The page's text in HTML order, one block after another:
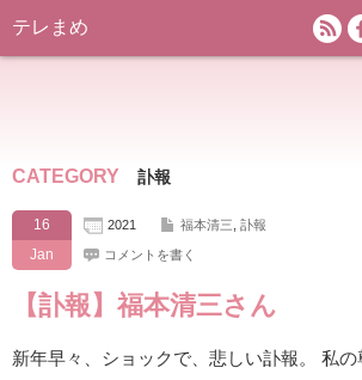
テレまめ
CATEGORY 訃報
16
Jan
2021 福本清三 訃報
コメントを書く
【訃報】福本清三さん
新年早々、ショックで、悲しい訃報。 私